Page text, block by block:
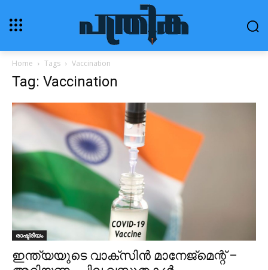
Home Tags Vaccination
Tag: Vaccination
രാഷ്ട്രീയം
ഇന്ത്യയുടെ വാക്‌സിന്‍ മാനേജ്‌മെന്റ് –